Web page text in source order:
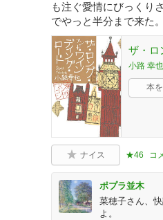
も注ぐ愛情にびっくり
でやっと半分まで来た。
ザ・ロ
小路 幸也
本
ナイス ★46 コ
ポプラ並木
菜穂子さん、
よ。